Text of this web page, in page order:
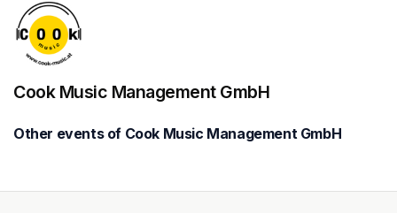
Cook Music Management GmbH
Other events of Cook Music Management GmbH